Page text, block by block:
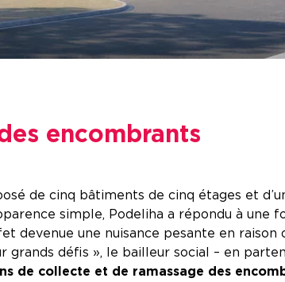
encombrants
de cinq bâtiments de cinq étages et
simple, Podeliha a répondu à une
une nuisance pesante en raison
grands défis », le bailleur social – en
de collecte et de ramassage des